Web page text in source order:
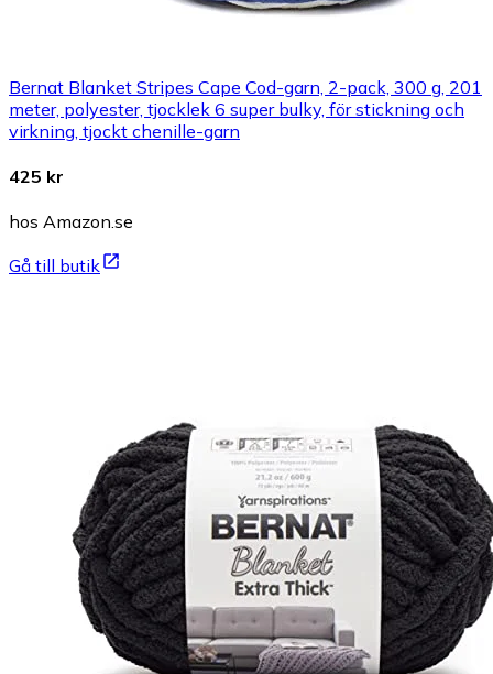
Bernat Blanket Stripes Cape Cod-garn, 2-pack, 300 g, 201
meter, polyester, tjocklek 6 super bulky, för stickning och
virkning, tjockt chenille-garn
425 kr
hos Amazon.se
Gå till butik